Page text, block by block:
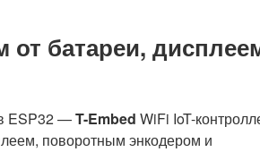
от батареи,
ESP32 —T-Embed WiFi IoT-
поворотным энкодером и